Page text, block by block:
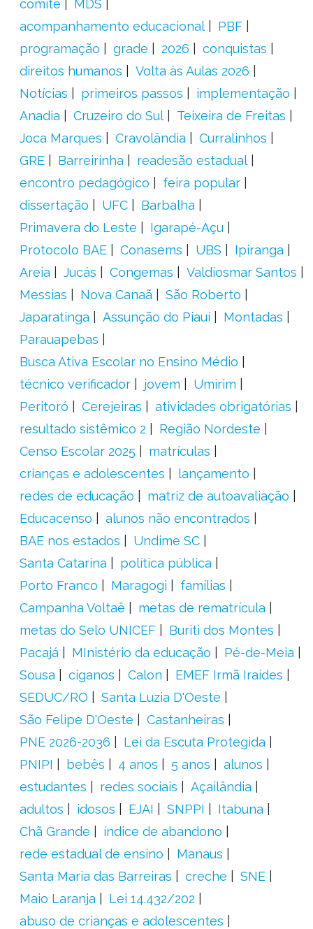
comitê
MDS
acompanhamento educacional
PBF
programação
grade 2026
conquistas
direitos humanos
Volta às Aulas 2026
Notícias
primeiros passos
implementação
Anadia
Cruzeiro do Sul
Teixeira de Freitas
Joca Marques
Cravolândia
Curralinhos
GRE
Barreirinha
readesão estadual
encontro pedagógico
feira popular
dissertação
UFC
Barbalha
Primavera do Leste
Igarapé-Açu
Protocolo BAE
Conasems UBS
Ipiranga
Areia
Jucás Congemas
Valdiosmar Santos
Messias
Nova Canaã
São Roberto
Japaratinga
Assunção do Piauí
Montadas
Parauapebas
Busca Ativa Escolar no Ensino Médio
técnico verificador
jovem
Umirim
Peritoró
Cerejeiras
atividades obrigatórias
resultado sistêmico 2
Região Nordeste
Censo Escolar 2025
matrículas
crianças e adolescentes
lançamento
redes de educação
matriz de autoavaliação
Educacenso
alunos não encontrados
BAE nos estados
Undime SC
Santa Catarina
política pública
Porto Franco
Maragogi
famílias
Campanha Voltaê
metas de rematrícula
metas do Selo UNICEF
Buriti dos Montes
Pacajá
MInistério da educação
Pé-de-Meia
Sousa
ciganos Calon
EMEF Irmã Iraídes
SEDUC/RO
Santa Luzia D'Oeste
São Felipe D'Oeste
Castanheiras
PNE 2026-2036
Lei da Escuta Protegida
PNIPI
bebês 4 anos 5 anos
alunos
estudantes
redes sociais
Açailândia
adultos
idosos EJAI SNPPI
Itabuna
Chã Grande
índice de abandono
rede estadual de ensino
Manaus
Santa Maria das Barreiras
creche
SNE
Maio Laranja
Lei 14.432/202
abuso de crianças e adolescentes